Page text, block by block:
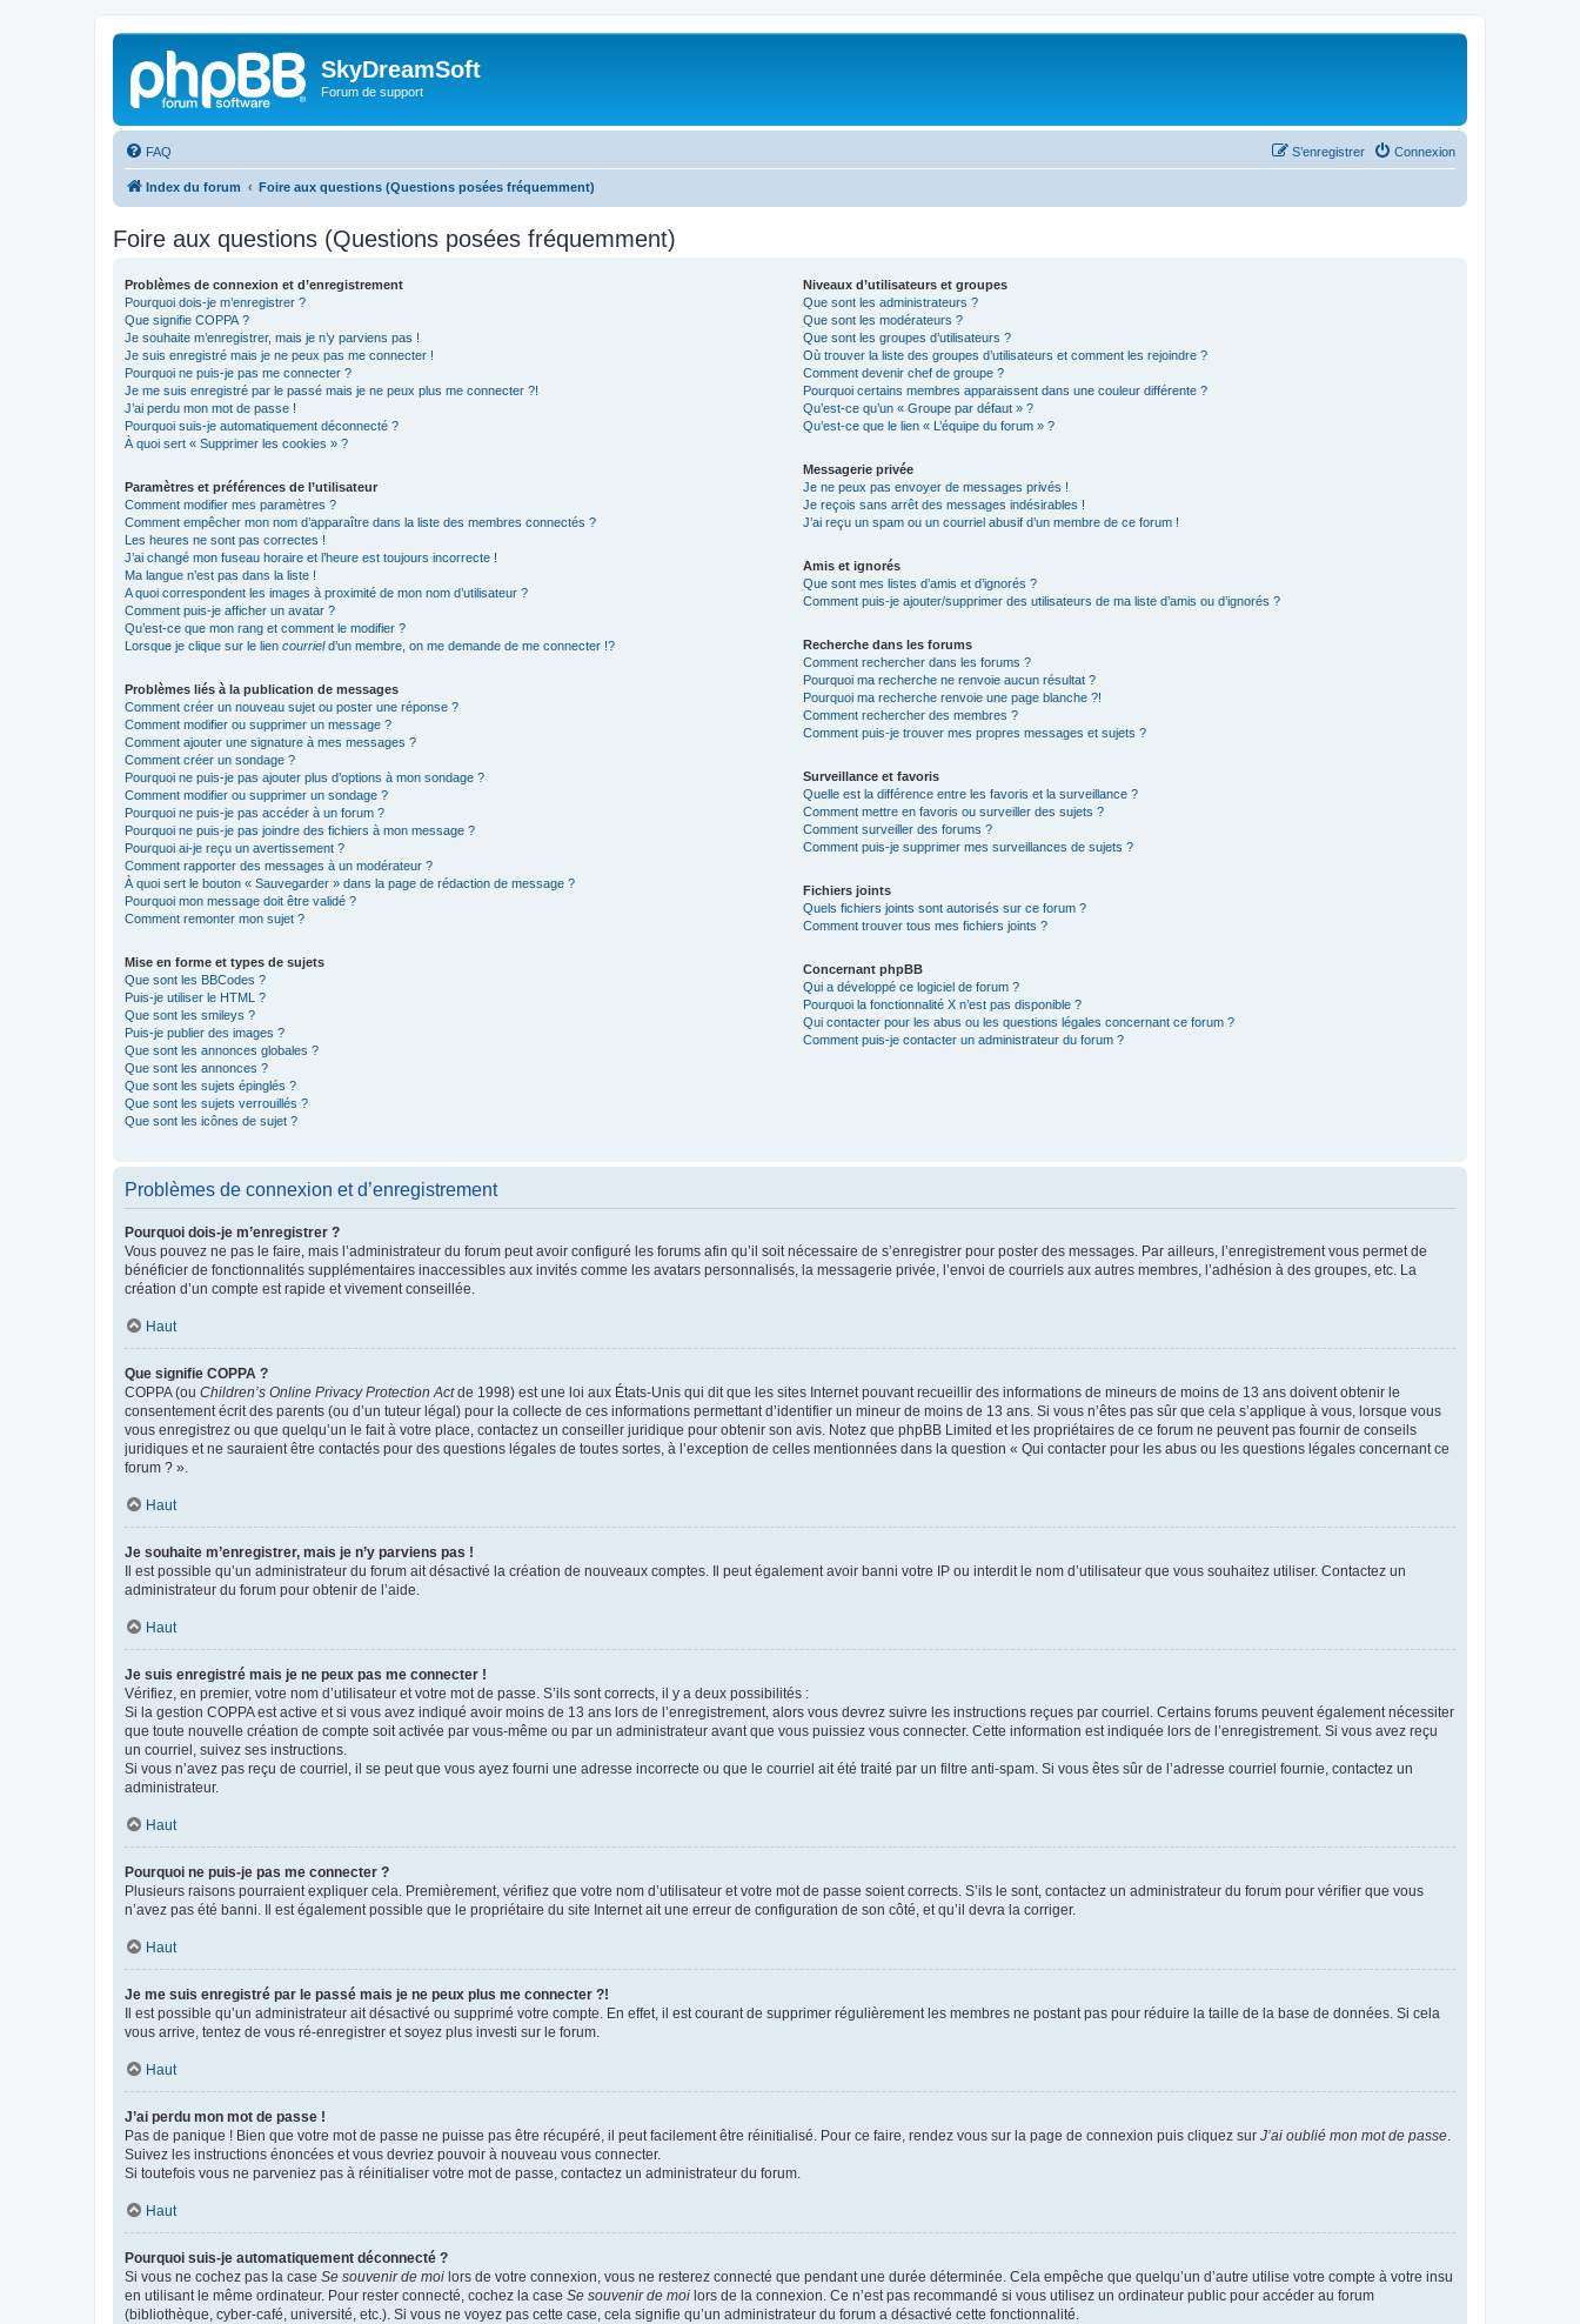
SkyDreamSoft
Forum de support
FAQ Connexion
S’enregistrer
Index du forum Foire aux questions (Questions posées fréquemment)
Foire aux questions (Questions posées fréquemment)
Problèmes de connexion et d’enregistrement
Pourquoi dois-je m’enregistrer ?
Que signifie COPPA ?
Je souhaite m’enregistrer, mais je n’y parviens pas !
Je suis enregistré mais je ne peux pas me connecter !
Pourquoi ne puis-je pas me connecter ?
Je me suis enregistré par le passé mais je ne peux plus me connecter ?!
J’ai perdu mon mot de passe !
Pourquoi suis-je automatiquement déconnecté ?
À quoi sert « Supprimer les cookies » ?
Paramètres et préférences de l’utilisateur
Comment modifier mes paramètres ?
Comment empêcher mon nom d’apparaître dans la liste des membres connectés ?
Les heures ne sont pas correctes !
J’ai changé mon fuseau horaire et l’heure est toujours incorrecte !
Ma langue n’est pas dans la liste !
A quoi correspondent les images à proximité de mon nom d’utilisateur ?
Comment puis-je afficher un avatar ?
Qu’est-ce que mon rang et comment le modifier ?
Lorsque je clique sur le lien courrield’un membre, on me demande de me connecter !?
Problèmes liés à la publication de messages
Comment créer un nouveau sujet ou poster une réponse ?
Comment modifier ou supprimer un message ?
Comment ajouter une signature à mes messages ?
Comment créer un sondage ?
Pourquoi ne puis-je pas ajouter plus d’options à mon sondage ?
Comment modifier ou supprimer un sondage ?
Pourquoi ne puis-je pas accéder à un forum ?
Pourquoi ne puis-je pas joindre des fichiers à mon message ?
Pourquoi ai-je reçu un avertissement ?
Comment rapporter des messages à un modérateur ?
À quoi sert le bouton « Sauvegarder » dans la page de rédaction de message ?
Pourquoi mon message doit être validé ?
Comment remonter mon sujet ?
Mise en forme et types de sujets
Que sont les BBCodes ?
Puis-je utiliser le HTML ?
Que sont les smileys ?
Puis-je publier des images ?
Que sont les annonces globales ?
Que sont les annonces ?
Que sont les sujets épinglés ?
Que sont les sujets verrouillés ?
Que sont les icônes de sujet ?
Niveaux d’utilisateurs et groupes
Que sont les administrateurs ?
Que sont les modérateurs ?
Que sont les groupes d’utilisateurs ?
Où trouver la liste des groupes d’utilisateurs et comment les rejoindre ?
Comment devenir chef de groupe ?
Pourquoi certains membres apparaissent dans une couleur différente ?
Qu’est-ce qu’un « Groupe par défaut » ?
Qu’est-ce que le lien « L’équipe du forum » ?
Messagerie privée
Je ne peux pas envoyer de messages privés !
Je reçois sans arrêt des messages indésirables !
J’ai reçu un spam ou un courriel abusif d’un membre de ce forum !
Amis et ignorés
Que sont mes listes d’amis et d’ignorés ?
Comment puis-je ajouter/supprimer des utilisateurs de ma liste d’amis ou d’ignorés ?
Recherche dans les forums
Comment rechercher dans les forums ?
Pourquoi ma recherche ne renvoie aucun résultat ?
Pourquoi ma recherche renvoie une page blanche ?!
Comment rechercher des membres ?
Comment puis-je trouver mes propres messages et sujets ?
Surveillance et favoris
Quelle est la différence entre les favoris et la surveillance ?
Comment mettre en favoris ou surveiller des sujets ?
Comment surveiller des forums ?
Comment puis-je supprimer mes surveillances de sujets ?
Fichiers joints
Quels fichiers joints sont autorisés sur ce forum ?
Comment trouver tous mes fichiers joints ?
Concernant phpBB
Qui a développé ce logiciel de forum ?
Pourquoi la fonctionnalité X n’est pas disponible ?
Qui contacter pour les abus ou les questions légales concernant ce forum ?
Comment puis-je contacter un administrateur du forum ?
Problèmes de connexion et d’enregistrement
Pourquoi dois-je m’enregistrer ?
Vous pouvez ne pas le faire, mais l’administrateur du forum peut avoir configuré les forums afin qu’il soit nécessaire de s’enregistrer pour poster des messages. Par ailleurs, l’enregistrement vous permet de
bénéficier de fonctionnalités supplémentaires inaccessibles aux invités comme les avatars personnalisés, la messagerie privée, l’envoi de courriels aux autres membres, l’adhésion à des groupes, etc. La
création d’un compte est rapide et vivement conseillée.
Haut
Que signifie COPPA ?
COPPA (ou Children’s Online Privacy Protection Actde 1998) est une loi aux États-Unis qui dit que les sites Internet pouvant recueillir des informations de mineurs de moins de 13 ans doivent obtenir le
consentement écrit des parents (ou d’un tuteur légal) pour la collecte de ces informations permettant d’identifier un mineur de moins de 13 ans. Si vous n’êtes pas sûr que cela s’applique à vous, lorsque vous
vous enregistrez ou que quelqu’un le fait à votre place, contactez un conseiller juridique pour obtenir son avis. Notez que phpBB Limited et les propriétaires de ce forum ne peuvent pas fournir de conseils
juridiques et ne sauraient être contactés pour des questions légales de toutes sortes, à l’exception de celles mentionnées dans la question « Qui contacter pour les abus ou les questions légales concernant ce
forum ? ».
Haut
Je souhaite m’enregistrer, mais je n’y parviens pas !
Il est possible qu’un administrateur du forum ait désactivé la création de nouveaux comptes. Il peut également avoir banni votre IP ou interdit le nom d’utilisateur que vous souhaitez utiliser. Contactez un
administrateur du forum pour obtenir de l’aide.
Haut
Je suis enregistré mais je ne peux pas me connecter !
Vérifiez, en premier, votre nom d’utilisateur et votre mot de passe. S’ils sont corrects, il y a deux possibilités :
Si la gestion COPPA est active et si vous avez indiqué avoir moins de 13 ans lors de l’enregistrement, alors vous devrez suivre les instructions reçues par courriel. Certains forums peuvent également nécessiter
que toute nouvelle création de compte soit activée par vous-même ou par un administrateur avant que vous puissiez vous connecter. Cette information est indiquée lors de l’enregistrement. Si vous avez reçu
un courriel, suivez ses instructions.
Si vous n’avez pas reçu de courriel, il se peut que vous ayez fourni une adresse incorrecte ou que le courriel ait été traité par un filtre anti-spam. Si vous êtes sûr de l’adresse courriel fournie, contactez un
administrateur.
Haut
Pourquoi ne puis-je pas me connecter ?
Plusieurs raisons pourraient expliquer cela. Premièrement, vérifiez que votre nom d’utilisateur et votre mot de passe soient corrects. S’ils le sont, contactez un administrateur du forum pour vérifier que vous
n’avez pas été banni. Il est également possible que le propriétaire du site Internet ait une erreur de configuration de son côté, et qu’il devra la corriger.
Haut
Je me suis enregistré par le passé mais je ne peux plus me connecter ?!
Il est possible qu’un administrateur ait désactivé ou supprimé votre compte. En effet, il est courant de supprimer régulièrement les membres ne postant pas pour réduire la taille de la base de données. Si cela
vous arrive, tentez de vous ré-enregistrer et soyez plus investi sur le forum.
Haut
J’ai perdu mon mot de passe !
Pas de panique ! Bien que votre mot de passe ne puisse pas être récupéré, il peut facilement être réinitialisé. Pour ce faire, rendez vous sur la page de connexion puis cliquez sur J’ai oublié mon mot de passe
Suivez les instructions énoncées et vous devriez pouvoir à nouveau vous connecter.
Si toutefois vous ne parveniez pas à réinitialiser votre mot de passe, contactez un administrateur du forum.
Haut
Pourquoi suis-je automatiquement déconnecté ?
Si vous ne cochez pas la case Se souvenir de moi lors de votre connexion, vous ne resterez connecté que pendant une durée déterminée. Cela empêche que quelqu’un d’autre utilise votre compte à votre insu
en utilisant le même ordinateur. Pour rester connecté, cochez la case Se souvenir de moi lors de la connexion. Ce n’est pas recommandé si vous utilisez un ordinateur public pour accéder au forum
(bibliothèque, cyber-café, université, etc.). Si vous ne voyez pas cette case, cela signifie qu’un administrateur du forum a désactivé cette fonctionnalité.